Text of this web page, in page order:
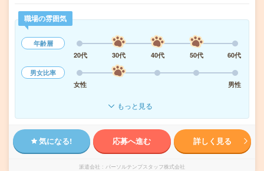
職場の雰囲気
年齢層
20代
30代 40代 50代
60代
男女比率
女性
男性
もっと見る
気になる! 応募へ進む 詳しく見る
派遣会社 パーソルテンプスタッフ株式会社